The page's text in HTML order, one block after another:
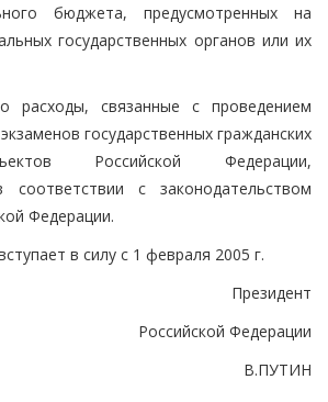
бюджета, предусмотренных на
государственных органов или их
расходы, связанные с проведением
государственных гражданских
Российской Федерации,
соответствии с законодательством
Федерации.
в силу с 1 февраля 2005 г.
Президент
Российской Федерации
В.ПУТИН